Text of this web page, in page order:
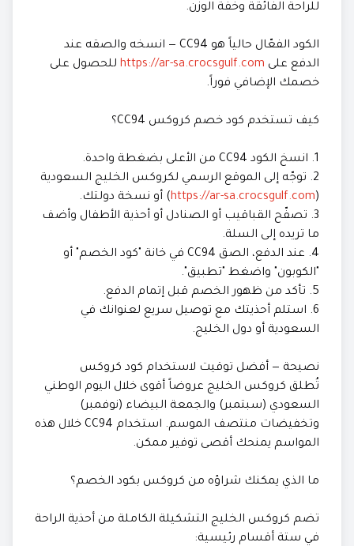
للراحة الفائقة وخفة الوزن.
الكود الفعّال حالياً هو CC94 — انسخه والصقه عند
الدفع على https://ar-sa.crocsgulf.com للحصول على
خصمك الإضافي فوراً.
كيف تستخدم كود خصم كروكس CC94؟
1. انسخ الكود CC94 من الأعلى بضغطة واحدة.
2. توجّه إلى الموقع الرسمي لكروكس الخليج السعودية
(
https://ar-sa.crocsgulf.com) أو نسخة دولتك.
3. تصفّح القباقيب أو الصنادل أو أحذية الأطفال وأضف
ما تريده إلى السلة.
4. عند الدفع، الصق CC94 في خانة "كود الخصم" أو
"الكوبون" واضغط "تطبيق".
5. تأكد من ظهور الخصم قبل إتمام الدفع.
6. استلم أحذيتك مع توصيل سريع لعنوانك في
السعودية أو دول الخليج.
نصيحة — أفضل توقيت لاستخدام كود كروكس
تُطلق كروكس الخليج عروضاً أقوى خلال اليوم الوطني
السعودي (سبتمبر) والجمعة البيضاء (نوفمبر)
وتخفيضات منتصف الموسم. استخدام CC94 خلال هذه
المواسم يمنحك أقصى توفير ممكن.
ما الذي يمكنك شراؤه من كروكس بكود الخصم؟
تضم كروكس الخليج التشكيلة الكاملة من أحذية الراحة
في ستة أقسام رئيسية: